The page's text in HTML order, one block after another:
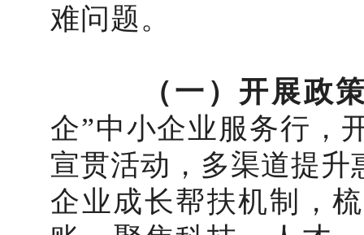
难问题。
（一）开展政
企”中小企业服务行，
宣贯活动，多渠道提
企业成长帮扶机制，